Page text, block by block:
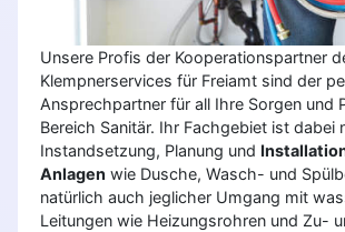
Unsere Profis der Kooperationspartner
Klempnerservices für Freiamt sind der
Ansprechpartner für all Ihre Sorgen und
Bereich Sanitär. Ihr Fachgebiet ist dabei
Instandsetzung, Planung und
Anlagen wie Dusche, Wasch- und
natürlich auch jeglicher Umgang mit
Leitungen wie Heizungsrohren und Zu-